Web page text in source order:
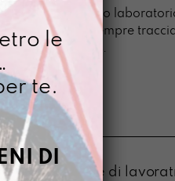
Qui
quantità
ordine nel nostro
pacco sempre
ai 100 euro.
è la protettrice di
le
te.
DI